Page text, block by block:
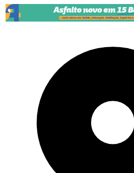
Pular para o conteúdo